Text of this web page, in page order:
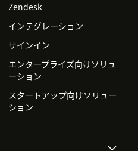
Zendesk
インテグレーション
サインイン
エンタープライズ向けソリュ
ーション
スタートアップ向けソリュー
ション